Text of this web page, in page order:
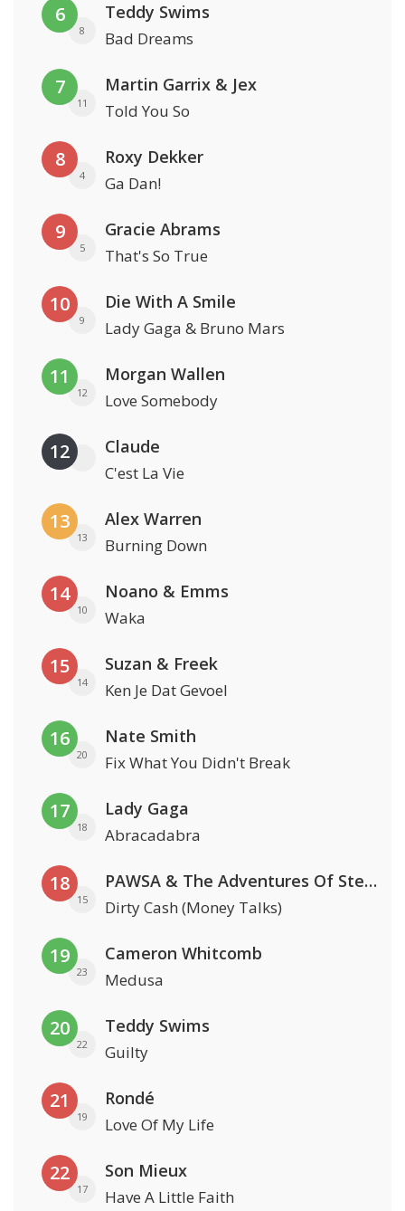
6
8
Teddy Swims
Bad Dreams
7
11
Martin Garrix & Jex
Told You So
8
4
Roxy Dekker
Ga Dan!
9
5
Gracie Abrams
That's So True
10
9
Die With A Smile
Lady Gaga & Bruno Mars
11
12
Morgan Wallen
Love Somebody
12 Claude
C'est La Vie
13
13
Alex Warren
Burning Down
14
10
Noano & Emms
Waka
15
14
Suzan & Freek
Ken Je Dat Gevoel
16
20
Nate Smith
Fix What You Didn't Break
17
18
Lady Gaga
Abracadabra
18
15
PAWSA & The Adventures Of Stevie V
Dirty Cash (Money Talks)
19
23
Cameron Whitcomb
Medusa
20
22
Teddy Swims
Guilty
21
19
Rondé
Love Of My Life
22
17
Son Mieux
Have A Little Faith